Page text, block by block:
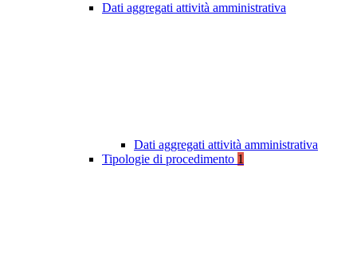
Dati aggregati attività amministrativa
Dati aggregati attività amministrativa
Tipologie di procedimento 1